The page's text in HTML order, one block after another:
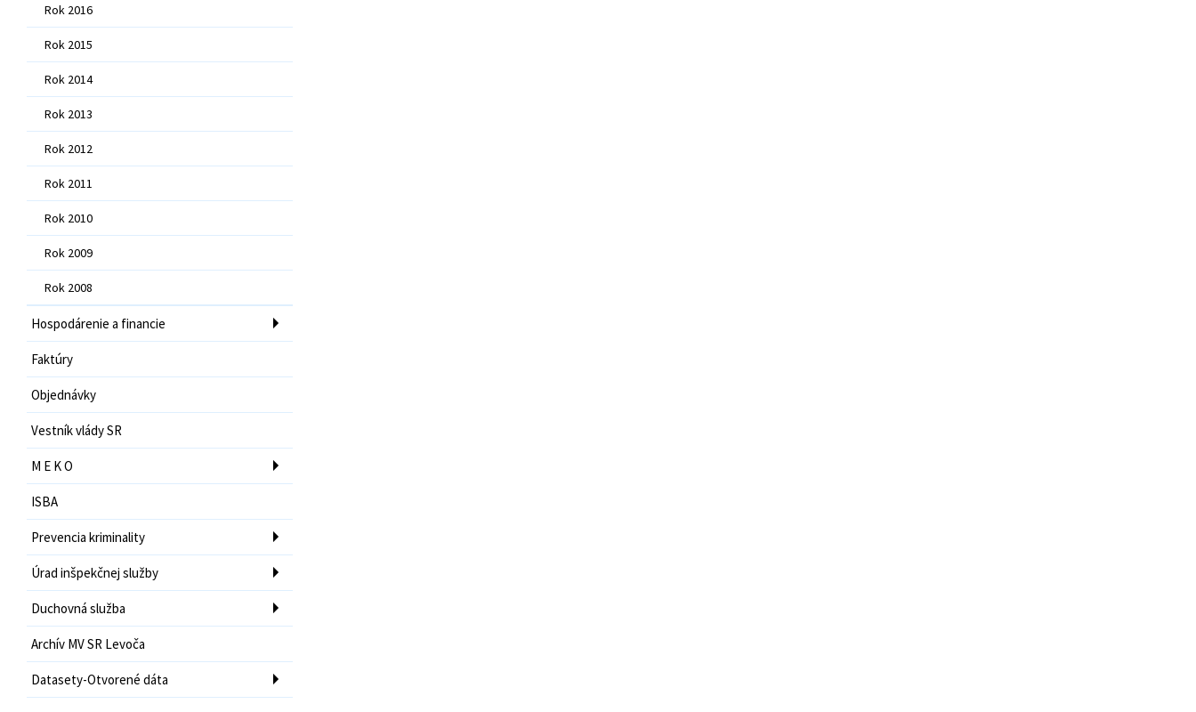
Rok 2016
Rok 2015
Rok 2014
Rok 2013
Rok 2012
Rok 2011
Rok 2010
Rok 2009
Rok 2008
Hospodárenie a financie
Faktúry
Objednávky
Vestník vlády SR
M E K O
ISBA
Prevencia kriminality
Úrad inšpekčnej služby
Duchovná služba
Archív MV SR Levoča
Datasety-Otvorené dáta